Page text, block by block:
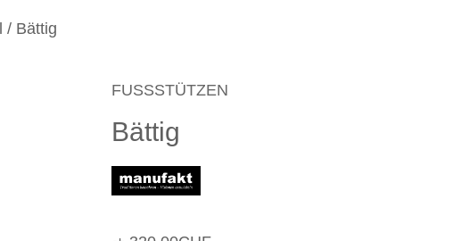
/ Bättig
FUSSSTÜTZEN
Bättig